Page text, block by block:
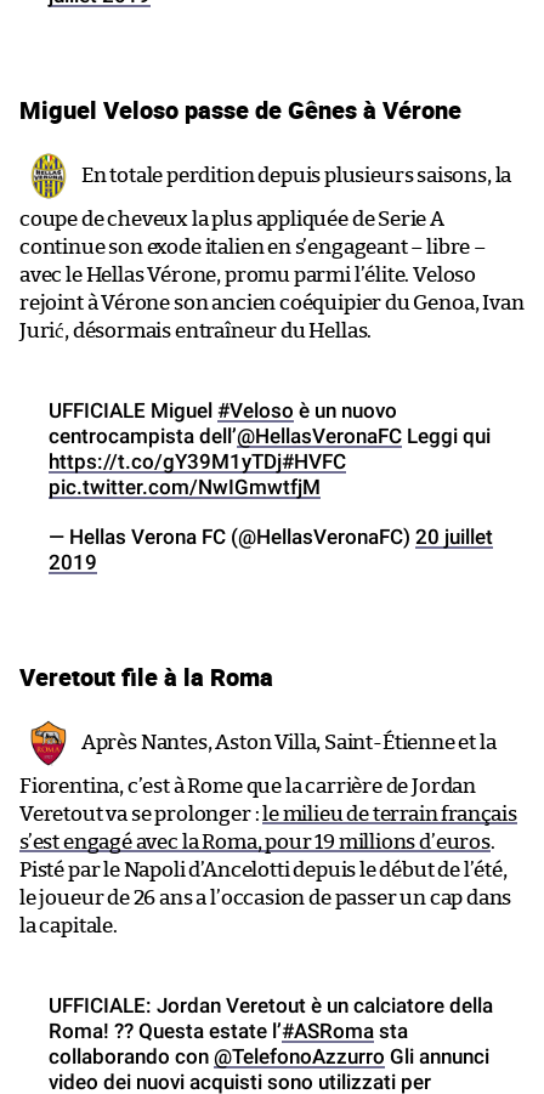
Miguel Veloso passe de Gênes à Vérone
En totale perdition depuis plusieurs saisons, la
coupe de cheveux la plus appliquée de Serie A
continue son exode italien en s’engageant – libre –
avec le Hellas Vérone, promu parmi l’élite. Veloso
rejoint à Vérone son ancien coéquipier du Genoa, Ivan
Jurić, désormais entraîneur du Hellas.
UFFICIALE Miguel #Veloso è un nuovo
centrocampista dell’@HellasVeronaFC Leggi qui
https://t.co/gY39M1yTDj#HVFC
pic.twitter.com/NwIGmwtfjM
— Hellas Verona FC (@HellasVeronaFC) 20 juillet
2019
Veretout file à la Roma
Après Nantes, Aston Villa, Saint-Étienne et la
Fiorentina, c’est à Rome que la carrière de Jordan
Veretout va se prolonger : le milieu de terrain français
s’est engagé avec la Roma, pour 19 millions d’euros.
Pisté par le Napoli d’Ancelotti depuis le début de l’été,
le joueur de 26 ans a l’occasion de passer un cap dans
la capitale.
UFFICIALE: Jordan Veretout è un calciatore della
Roma! ?? Questa estate l’#ASRoma sta
collaborando con @TelefonoAzzurro Gli annunci
video dei nuovi acquisti sono utilizzati per